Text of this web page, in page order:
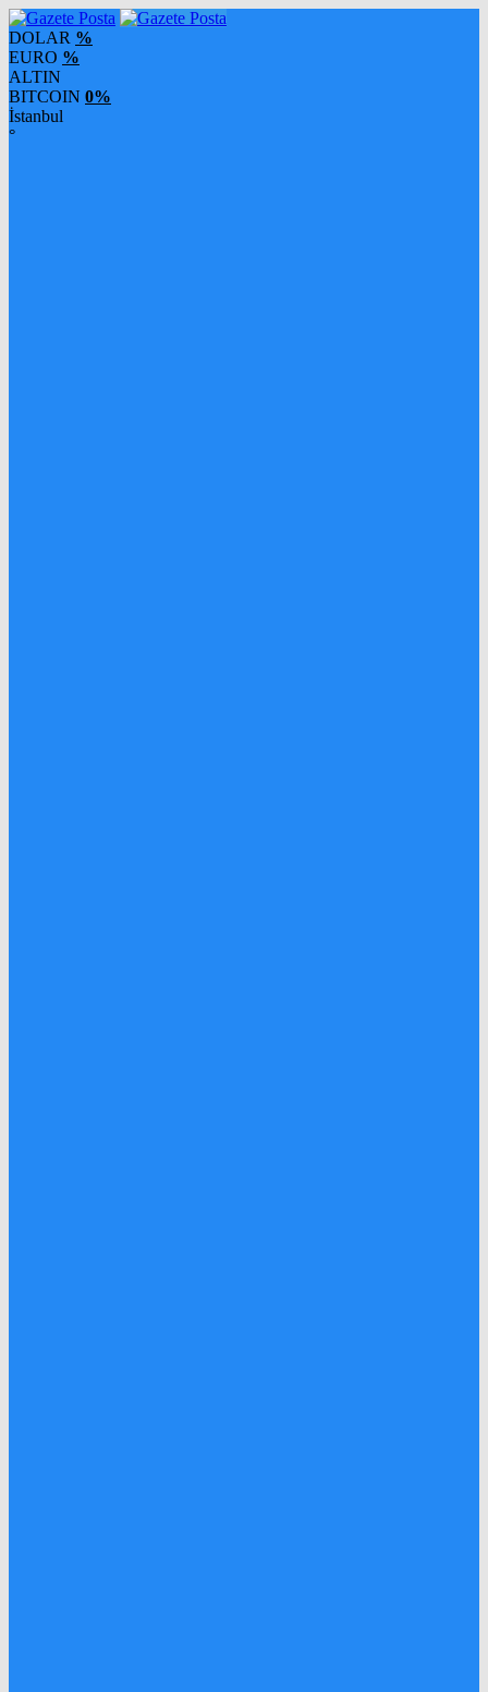
DOLAR %
EURO %
ALTIN
BITCOIN 0%
İstanbul
°